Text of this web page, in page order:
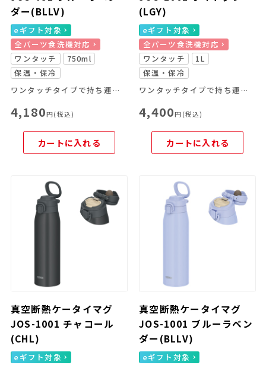
ダー(BLLV)
eギフト対象
全パーツ食洗機対応
ワンタッチ
750ml
保温・保冷
ワンタッチタイプで持ち運びやすいキャリーループ付きのマグ
4,180円(税込)
カートに入れる
(LGY)
eギフト対象
全パーツ食洗機対応
ワンタッチ
1L
保温・保冷
ワンタッチタイプで持ち運びやすいキャリーループ付きのマグ
4,400円(税込)
カートに入れる
真空断熱ケータイマグ
JOS-1001 チャコール
(CHL)
eギフト対象
真空断熱ケータイマグ
JOS-1001 ブルーラベン
ダー(BLLV)
eギフト対象